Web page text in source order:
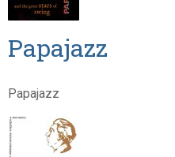
Papajazz
Papajazz